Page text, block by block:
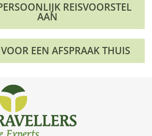
REISVOORSTEL
AAN
EEN AFSPRAAK THUIS